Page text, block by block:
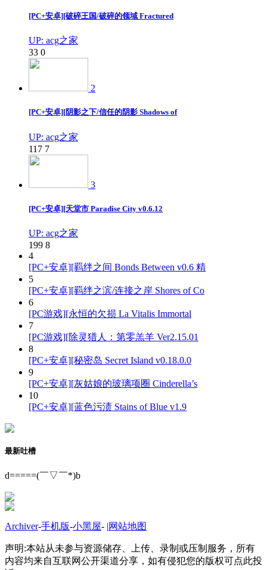
[PC+安卓][破碎王国/破碎的领域 Fractured
UP: acg之家
33 0
2
[PC+安卓][阴影之下/信任的阴影 Shadows of
UP: acg之家
117 7
3
[PC+安卓][天堂市 Paradise City v0.6.12
UP: acg之家
199 8
4
[PC+安卓][羁绊之间 Bonds Between v0.6 精
5
[PC+安卓][羁绊之滨/连接之岸 Shores of Co
6
[PC游戏][永恒的欠损 La Vitalis Immortal
7
[PC游戏][除灵猎人：第零羔羊 Ver2.15.01
8
[PC+安卓][秘密岛 Secret Island v0.18.0.0
9
[PC+安卓][灰姑娘的玻璃项圈 Cinderella’s
10
[PC+安卓][蓝色污渍 Stains of Blue v1.9
最新吐槽
d=====(￣▽￣*)b
Archiver-手机版-小黑屋- |网站地图
声明:本站从未参与资源储存、上传、录制或压制服务，所有
内容均来自互联网公开渠道分享，如有侵犯您的版权可点此投